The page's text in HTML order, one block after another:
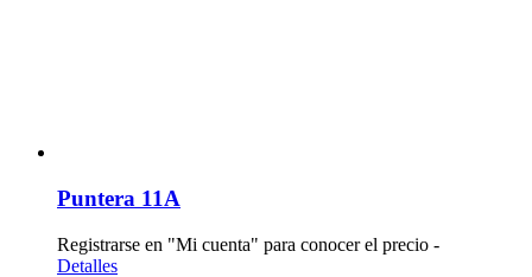
Puntera 11A
Registrarse en "Mi cuenta" para conocer el precio -
Detalles